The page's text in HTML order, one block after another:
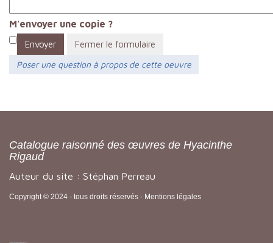
M'envoyer une copie ?
Envoyer
Fermer le formulaire
Poser une question à propos de cette oeuvre
Catalogue raisonné des œuvres de Hyacinthe
Rigaud
Auteur du site : Stéphan Perreau
Copyright © 2024 - tous droits réservés - Mentions légales